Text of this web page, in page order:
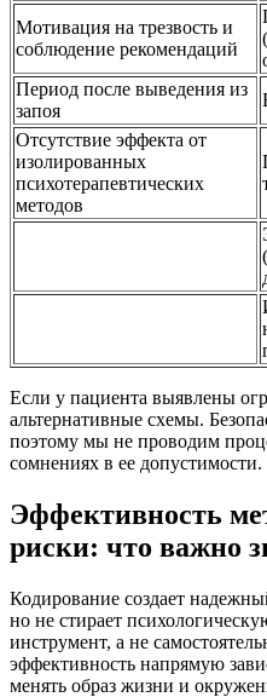
Мотивация на трезвость и
соблюдение рекомендаций
Период после выведения из
запоя
Отсутствие эффекта от
изолированных
психотерапевтических
методов
Если у пациента выявлены
альтернативные схемы.
поэтому мы не проводим
сомнениях в ее допустимости.
Эффективность
риски: что важно
Кодирование создает
но не стирает
инструмент, а не
эффективность напрямую
менять образ жизни и